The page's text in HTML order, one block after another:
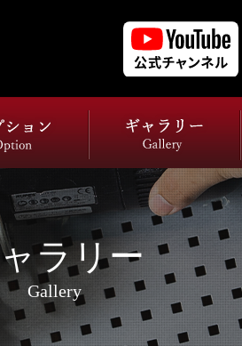
ラリー
Gallery